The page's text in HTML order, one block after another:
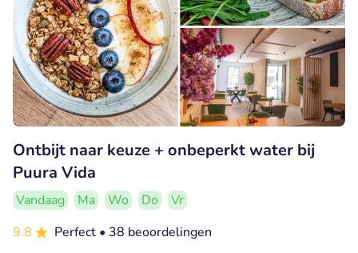
Ontbijt naar keuze + onbeperkt water bij
Puura Vida
Vandaag Ma Wo Do
Vr
9.8
Perfect • 38 beoordelingen